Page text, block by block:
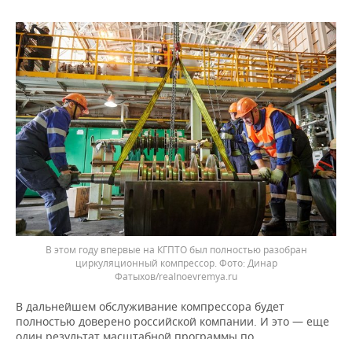
В этом году впервые на КГПТО был полностью разобран
циркуляционный компрессор.
Динар
Фатыхов/realnoevremya.ru
В дальнейшем обслуживание компрессора будет
полностью доверено российской компании. И это — еще